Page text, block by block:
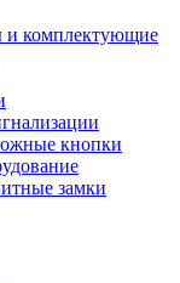
комплектующие
кнопки
замки